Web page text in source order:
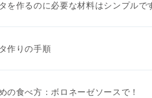
を作るのに必要な材料はシンプルで
作りの手順
の食べ方：ボロネーゼソースで！